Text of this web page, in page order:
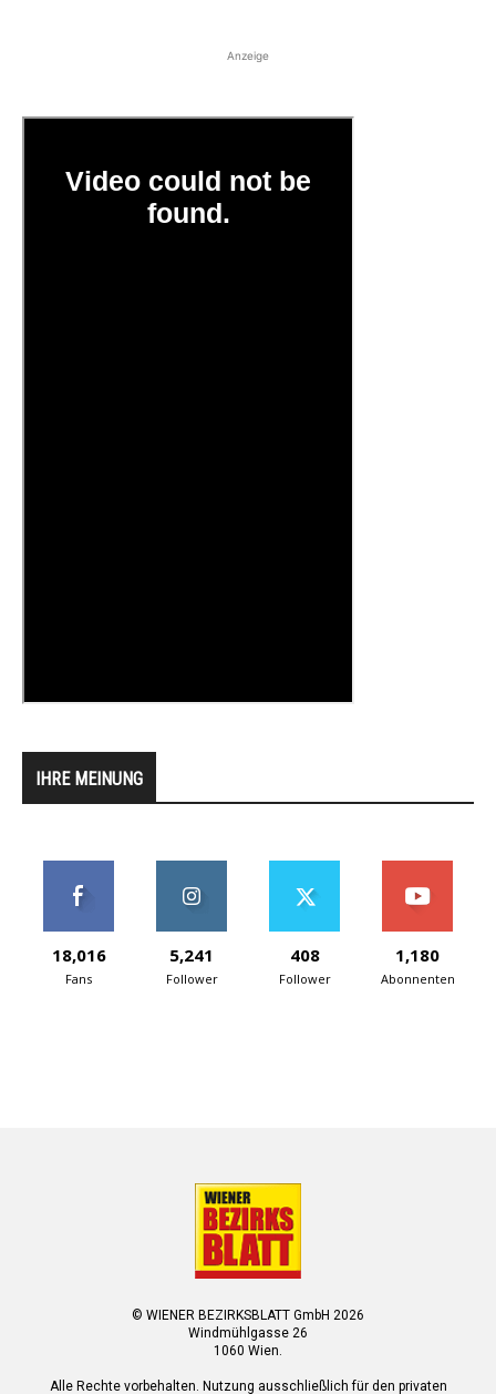
Anzeige
IHRE MEINUNG
18,016
Fans
5,241
Follower
408
Follower
1,180
Abonnenten
© WIENER BEZIRKSBLATT GmbH 2026
Windmühlgasse 26
1060 Wien.
Alle Rechte vorbehalten. Nutzung ausschließlich für den privaten